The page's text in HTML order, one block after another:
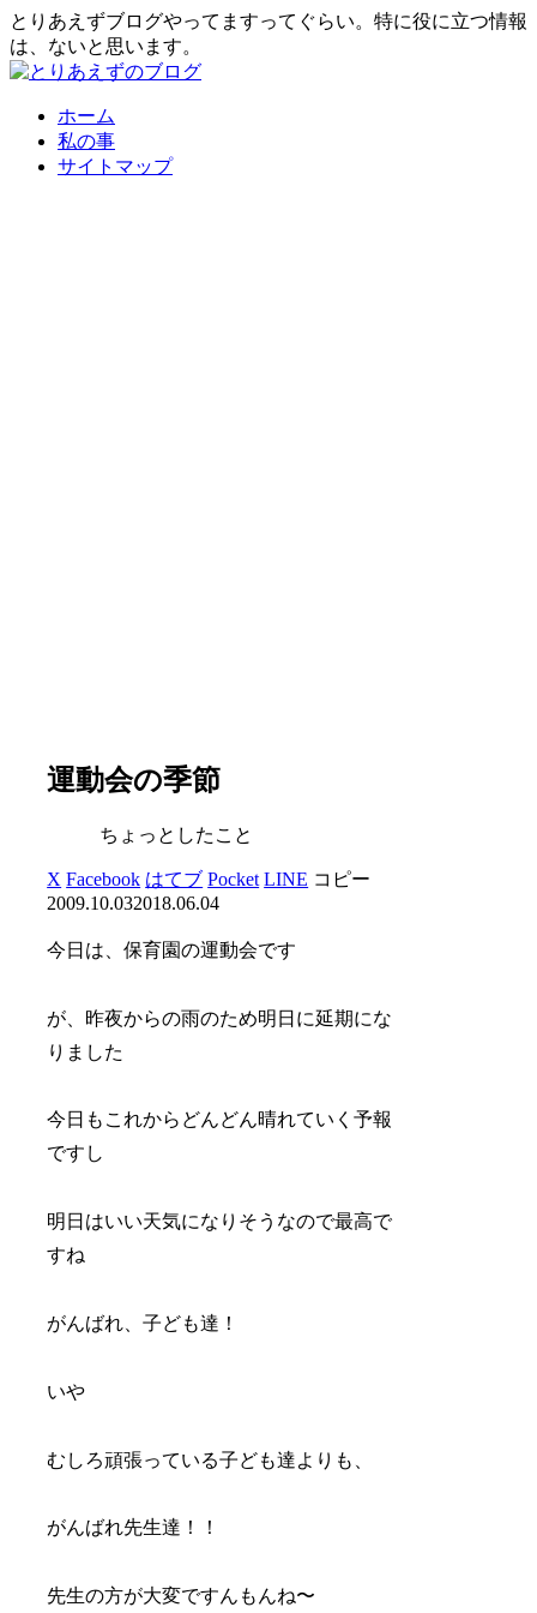
とりあえずブログやってますってぐらい。特に役に立つ情報
は、ないと思います。
ホーム
私の事
サイトマップ
運動会の季節
ちょっとしたこと
X Facebook はてブ Pocket LINE コピー
2009.10.032018.06.04
今日は、保育園の運動会です
が、昨夜からの雨のため明日に延期にな
りました
今日もこれからどんどん晴れていく予報
ですし
明日はいい天気になりそうなので最高で
すね
がんばれ、子ども達！
いや
むしろ頑張っている子ども達よりも、
がんばれ先生達！！
先生の方が大変ですんもんね〜